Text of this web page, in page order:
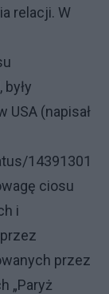
relacji. W
USA (napisał
14391301
ciosu
i
przez
„Paryż